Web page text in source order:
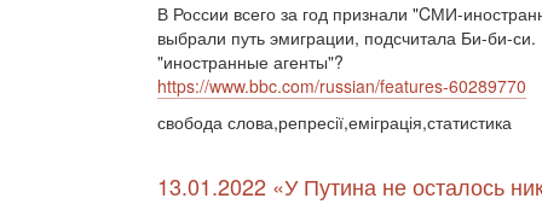
В России всего за год признали "CМИ-
выбрали путь эмиграции, подсчитала Би-би-
"иностранные агенты"?
https://www.bbc.com/russian/features-60289770
свобода слова,репресії,еміграція,статистика
13.01.2022 «У Путина не осталось